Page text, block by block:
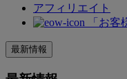
アフィリエイト
「お
最新情報